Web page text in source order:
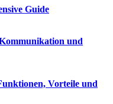
Guide
und
Vorteile und